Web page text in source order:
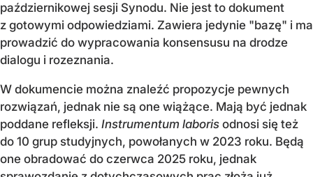
październikowej sesji Synodu. Nie jest to dokument
z gotowymi odpowiedziami. Zawiera jedynie "bazę" i ma
prowadzić do wypracowania konsensusu na drodze
dialogu i rozeznania.
W dokumencie można znaleźć propozycje pewnych
rozwiązań, jednak nie są one wiążące. Mają być jednak
poddane refleksji. Instrumentum laboris odnosi się też
do 10 grup studyjnych, powołanych w 2023 roku. Będą
one obradować do czerwca 2025 roku, jednak